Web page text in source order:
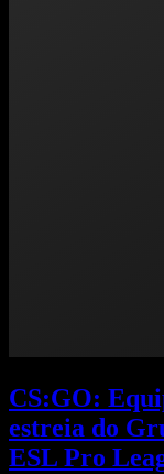
CS:GO:
estreia do
ESL Pro